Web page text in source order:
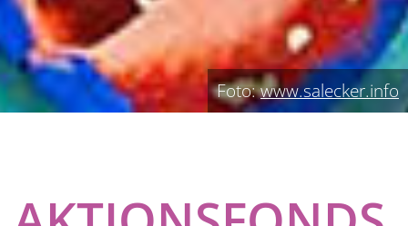
Foto:www.salecker.info